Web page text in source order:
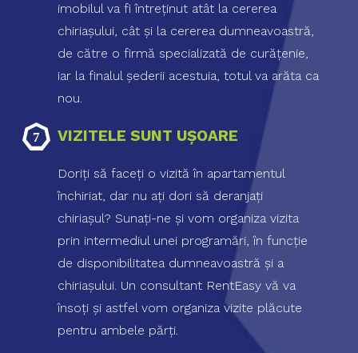
imobilul va fi întreţinut atât la cererea
chiriaşului, cât şi la cererea dumneavoastră,
de către o firmă specializată de curăţenie,
iar la finalul şederii acestuia, totul va arăta ca
nou.
VIZITELE SUNT UŞOARE
Doriţi să faceţi o vizită în apartamentul
închiriat, dar nu aţi dori să deranjaţi
chiriaşul? Sunaţi-ne şi vom organiza vizita
prin intermediul unei programări, în funcţie
de disponibilitatea dumneavoastră şi a
chiriaşului. Un consultant RentEasy vă va
însoţi şi astfel vom organiza vizite plăcute
pentru ambele părţi.